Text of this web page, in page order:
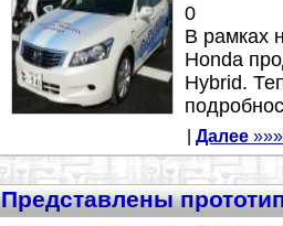
0
В рамках
Honda
Hybrid.
Далее »»»
Представлены